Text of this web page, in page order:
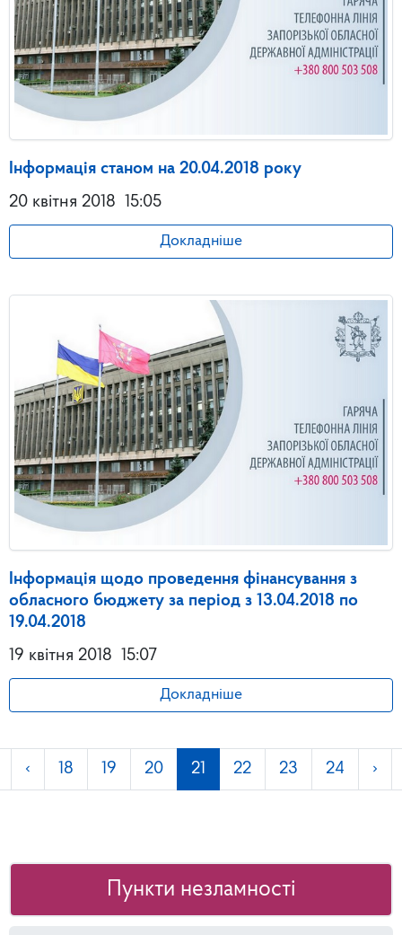
Інформація станом на 20.04.2018 року
20 квітня 2018 15:05
Докладніше
Інформація щодо проведення фінансування з
обласного бюджету за період з 13.04.2018 по
19.04.2018
19 квітня 2018
15:07
Докладніше
‹ 18 19 20 21 22 23 24 ›
Пункти незламності